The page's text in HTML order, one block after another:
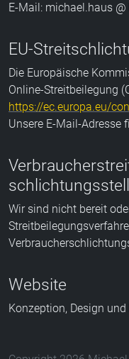
E-Mail: michael.haus
EU-
Die Europäische
Online-Streitbeilegung
https://ec.europa.eu/
Unsere E-Mail-Adresse
Wir sind nicht bereit
Website
Konzeption, Design